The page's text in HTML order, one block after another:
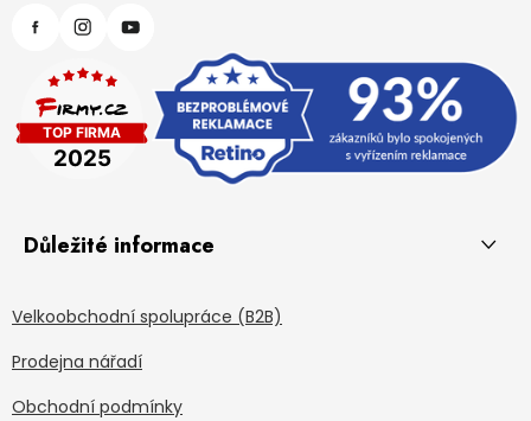
Důležité informace
Velkoobchodní spolupráce (B2B)
Prodejna nářadí
Obchodní podmínky